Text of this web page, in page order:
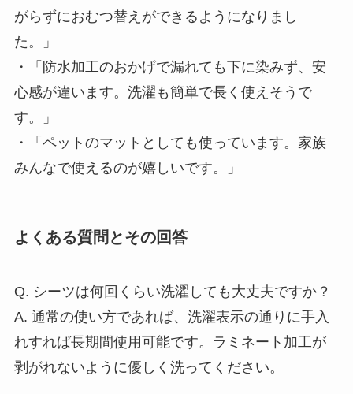
がらずにおむつ替えができるようになりまし
た。」
・「防水加工のおかげで漏れても下に染みず、安
心感が違います。洗濯も簡単で長く使えそうで
す。」
・「ペットのマットとしても使っています。家族
みんなで使えるのが嬉しいです。」
よくある質問とその回答
Q. シーツは何回くらい洗濯しても大丈夫ですか？
A. 通常の使い方であれば、洗濯表示の通りに手入
れすれば長期間使用可能です。ラミネート加工が
剥がれないように優しく洗ってください。